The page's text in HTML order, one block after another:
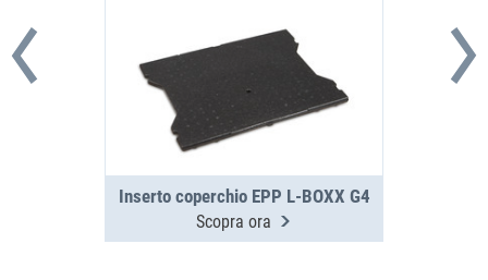
Inserto coperchio EPP L-BOXX G4
Scopra ora